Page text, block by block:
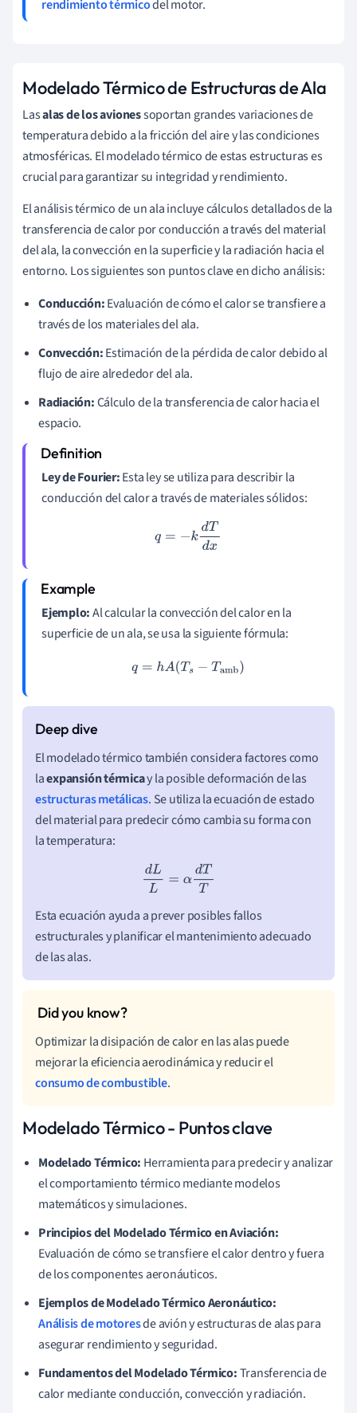
rendimiento térmicodel motor.
Modelado Térmico de Estructuras de Ala
Lasalas de los avionessoportan grandes variaciones de
temperatura debido a la fricción del aire y las condiciones
atmosféricas. El modelado térmico de estas estructuras es
crucial para garantizar su integridad y rendimiento.
El análisis térmico de un ala incluye cálculos detallados de la
transferencia de calor por conducción a través del material
del ala, la convección en la superficie y la radiación hacia el
entorno. Los siguientes son puntos clave en dicho análisis:
Conducción:Evaluación de cómo el calor se transfiere a
través de los materiales del ala.
Convección:Estimación de la pérdida de calor debido al
flujo de aire alrededor del ala.
Radiación:Cálculo de la transferencia de calor hacia el
espacio.
Ley de Fourier:Esta ley se utiliza para describir la
conducción del calor a través de materiales sólidos:
q= −kdTdx
Ejemplo:Al calcular la convección del calor en la
superficie de un ala, se usa la siguiente fórmula:
q =hA(Ts− Tamb)
El modelado térmico también considera factores como
laexpansión térmicay la posible deformación de las
estructuras metálicas. Se utiliza la ecuación de estado
del material para predecir cómo cambia su forma con
la temperatura:
dL L=αdTT
Esta ecuación ayuda a prever posibles fallos
estructurales y planificar el mantenimiento adecuado
de las alas.
Optimizar la disipación de calor en las alas puede
mejorar la eficiencia aerodinámica y reducir el
consumo de combustible.
Modelado Térmico - Puntos clave
Modelado Térmico: Herramienta para predecir y analizar
el comportamiento térmico mediante modelos
matemáticos y simulaciones.
Principios del Modelado Térmico en Aviación:
Evaluación de cómo se transfiere el calor dentro y fuera
de los componentes aeronáuticos.
Ejemplos de Modelado Térmico Aeronáutico:
Análisis de motoresde avión y estructuras de alas para
asegurar rendimiento y seguridad.
Fundamentos del Modelado Térmico:Transferencia de
calor mediante conducción, convección y radiación.